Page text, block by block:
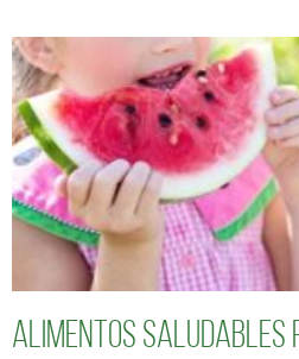
Alimentos saludables